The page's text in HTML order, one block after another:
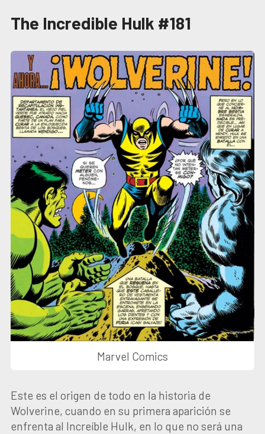
The Incredible Hulk #181
Marvel Comics
Este es el origen de todo en la historia de
Wolverine, cuando en su primera aparición se
enfrenta al Increíble Hulk, en lo que no será una